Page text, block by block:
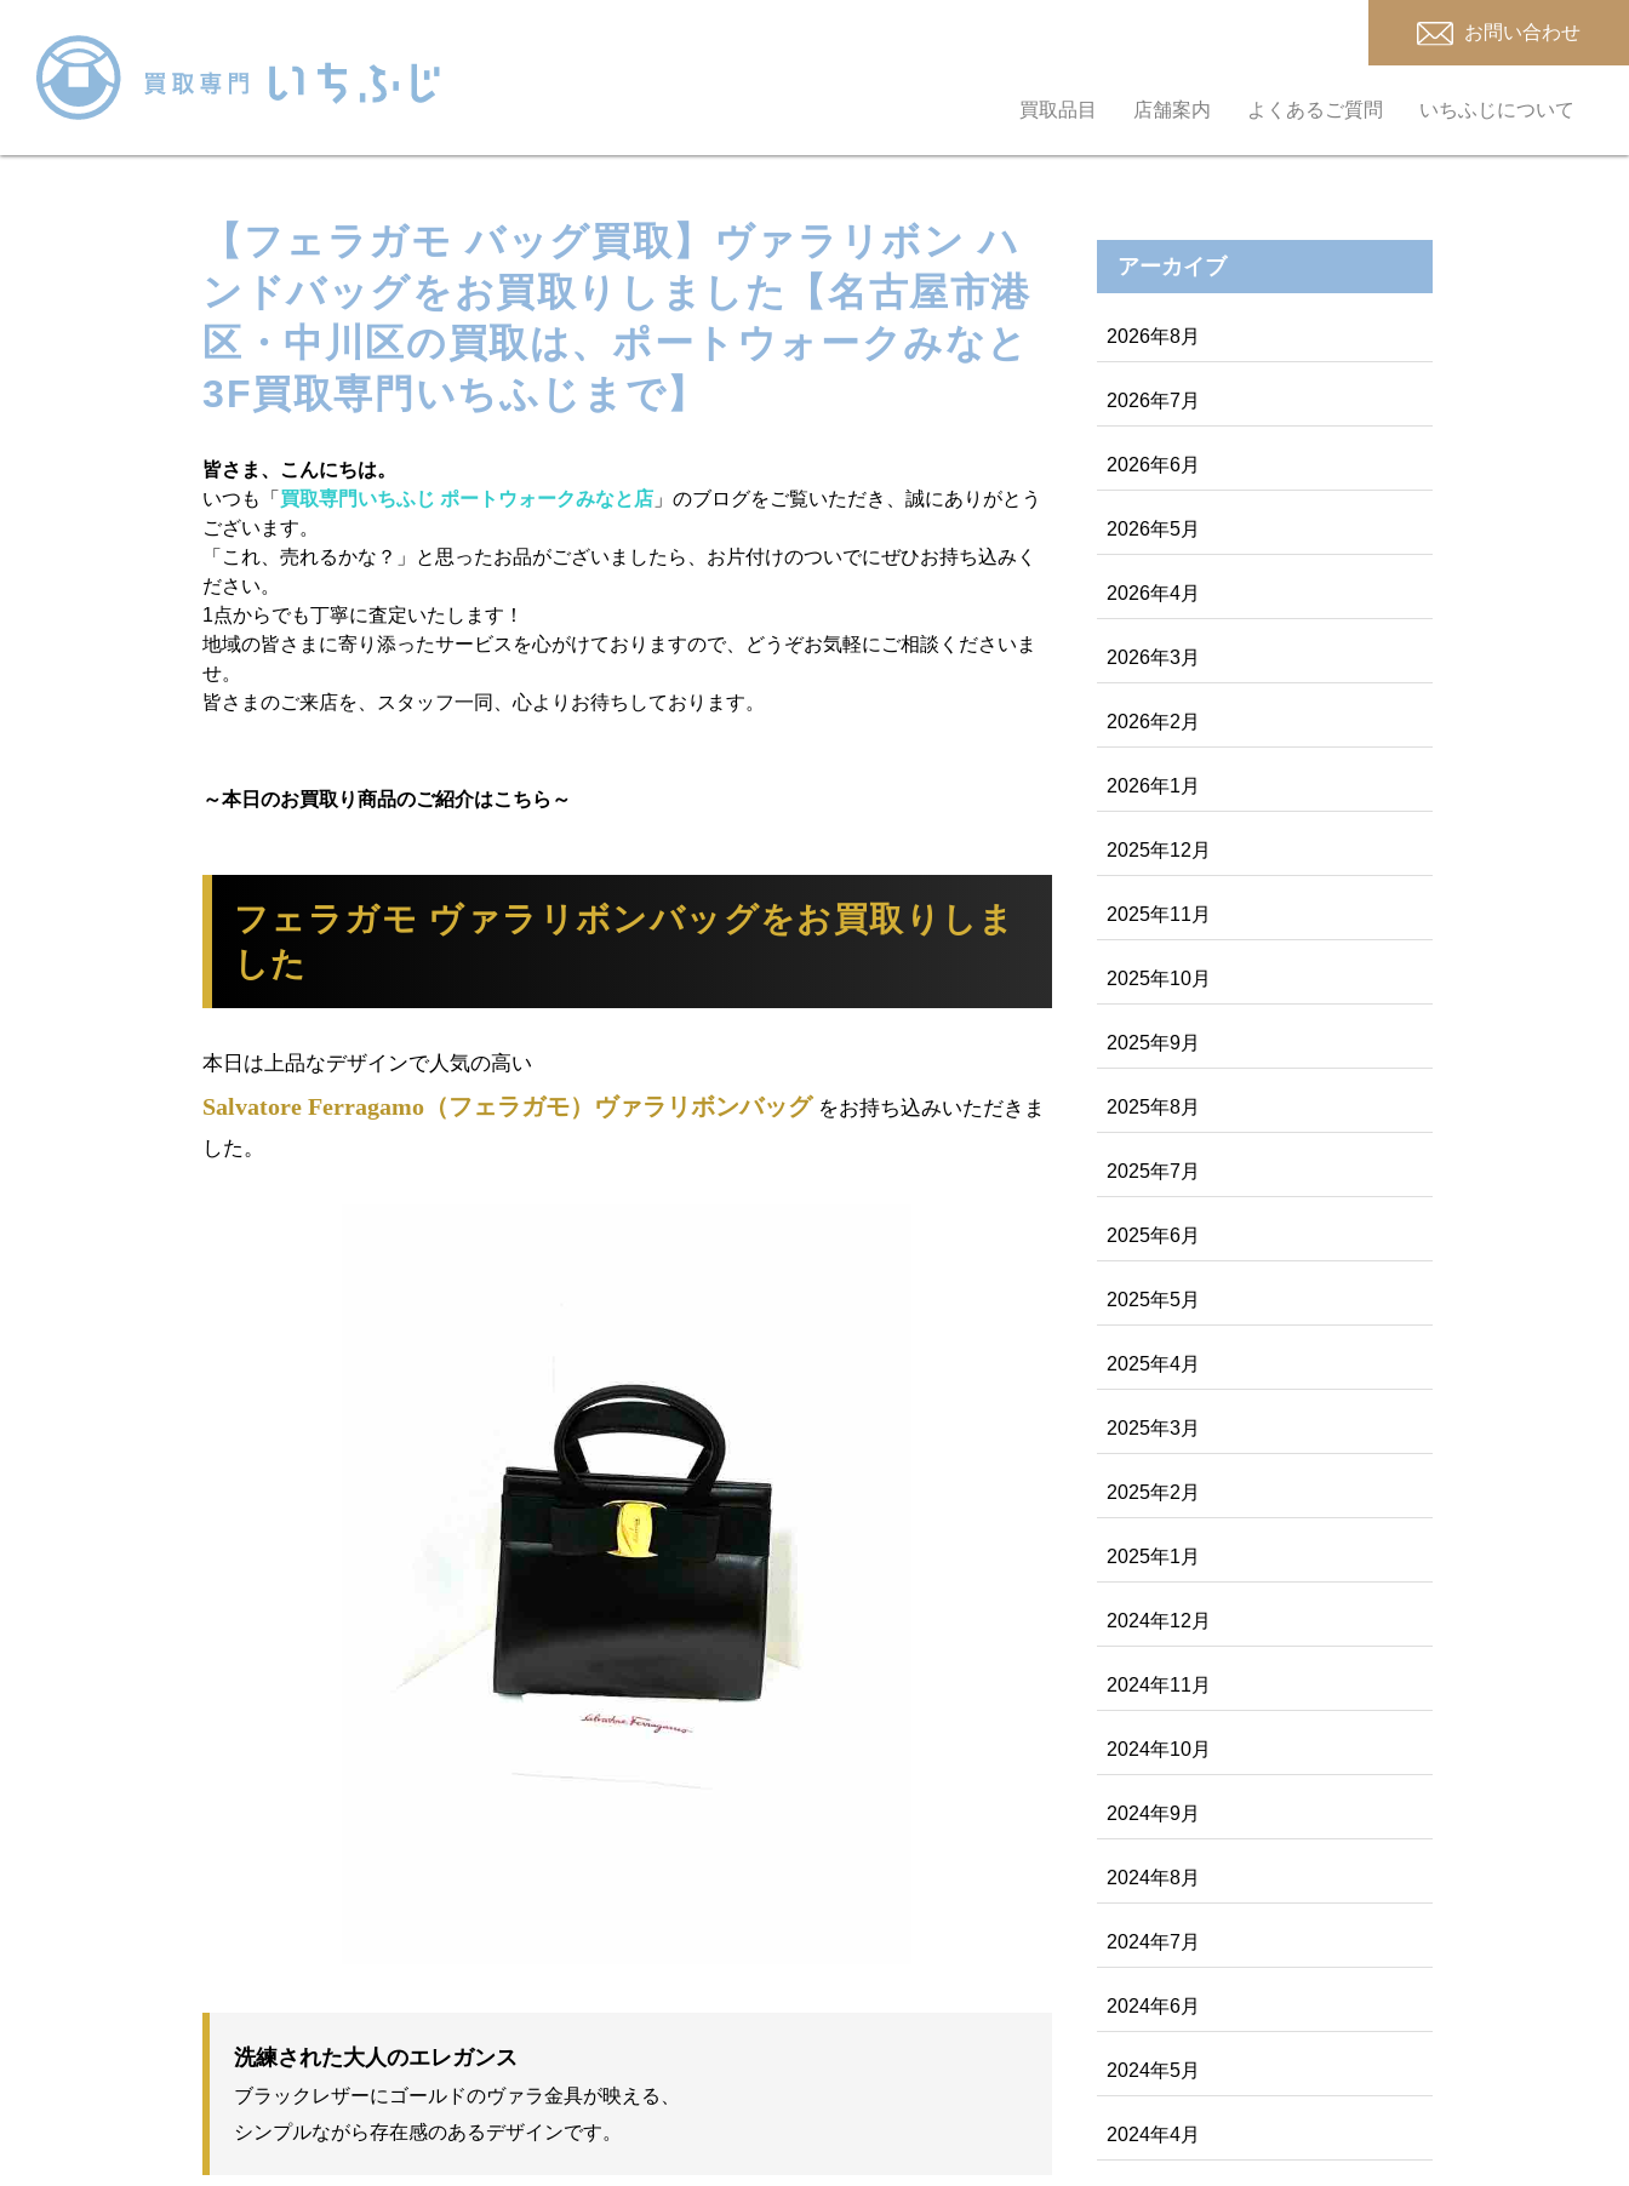
お問い合わせ
買取品目 店舗案内 よくあるご質問 いちふじについて
【フェラガモ バッグ買取】ヴァラリボン ハ
ンドバッグをお買取りしました【名古屋市港
区・中川区の買取は、ポートウォークみなと
3F買取専門いちふじまで】
皆さま、こんにちは。
いつも「 買取専門いちふじ ポートウォークみなと店 」のブログをご覧いただき、誠にありがとう
ございます。
「これ、売れるかな？」と思ったお品がございましたら、お片付けのついでにぜひお持ち込みく
ださい。
1点からでも丁寧に査定いたします！
地域の皆さまに寄り添ったサービスを心がけておりますので、どうぞお気軽にご相談くださいま
せ。
皆さまのご来店を、スタッフ一同、心よりお待ちしております。
～本日のお買取り商品のご紹介はこちら～
フェラガモ ヴァラリボンバッグをお買取りしま
した
本日は上品なデザインで人気の高い
Salvatore Ferragamo（フェラガモ）ヴァラリボンバッグ をお持ち込みいただきま
した。
洗練された大人のエレガンス
ブラックレザーにゴールドのヴァラ金具が映える、
シンプルながら存在感のあるデザインです。
アーカイブ
2026年8月
2026年7月
2026年6月
2026年5月
2026年4月
2026年3月
2026年2月
2026年1月
2025年12月
2025年11月
2025年10月
2025年9月
2025年8月
2025年7月
2025年6月
2025年5月
2025年4月
2025年3月
2025年2月
2025年1月
2024年12月
2024年11月
2024年10月
2024年9月
2024年8月
2024年7月
2024年6月
2024年5月
2024年4月